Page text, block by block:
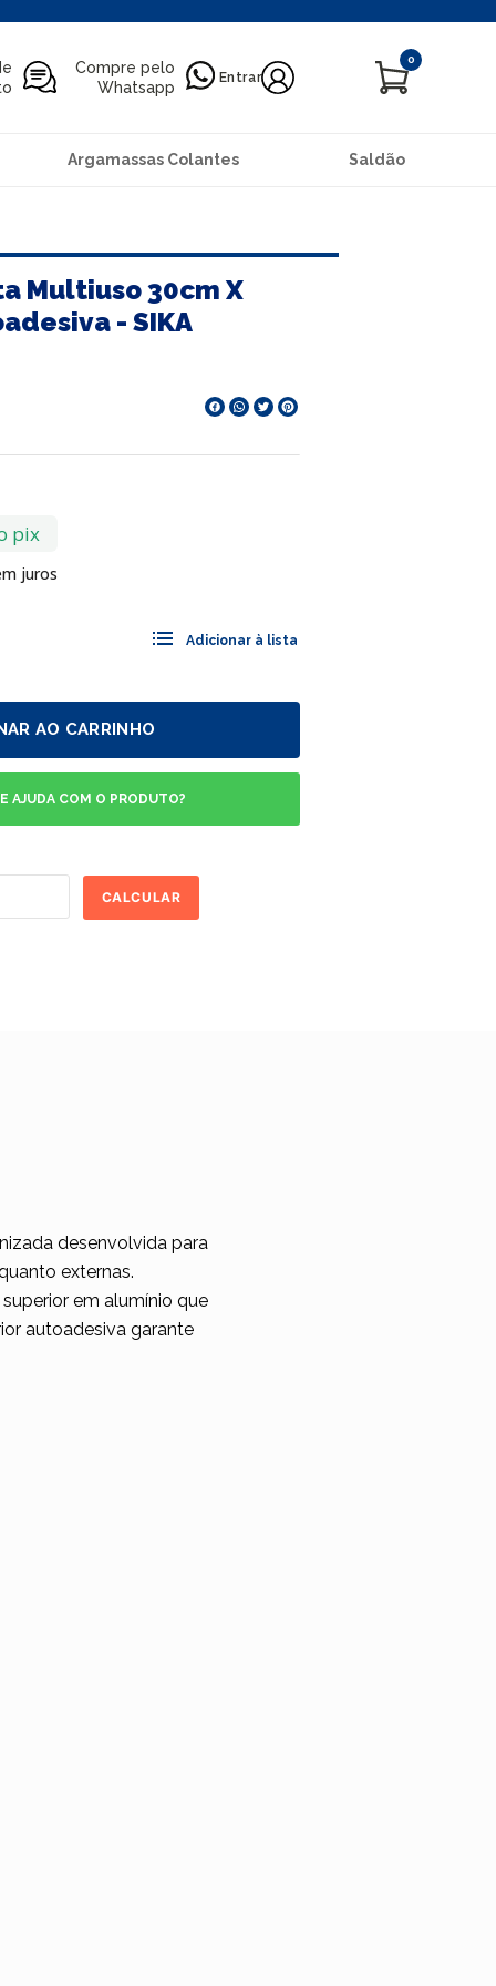
Compre pelo
Whatsapp
Entrar
0
Argamassas Colantes Saldão
Multiuso 30cm X
- SIKA
pix
juros
AO CARRINHO
AJUDA COM O PRODUTO?
CALCULAR
desenvolvida para
externas.
em alumínio que
autoadesiva garante